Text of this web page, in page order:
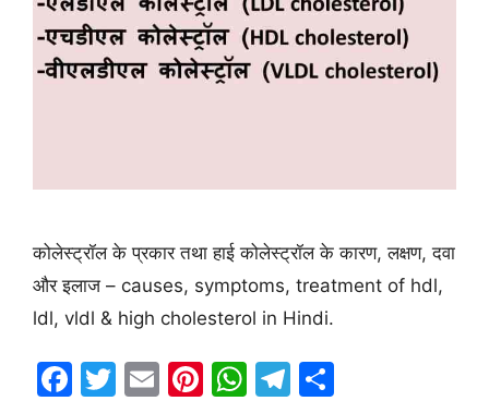
कोलेस्ट्रॉल के प्रकार तथा हाई कोलेस्ट्रॉल के कारण, लक्षण, दवा
और इलाज – causes, symptoms, treatment of hdl,
ldl, vldl & high cholesterol in Hindi.
F
T
E
Pi W T